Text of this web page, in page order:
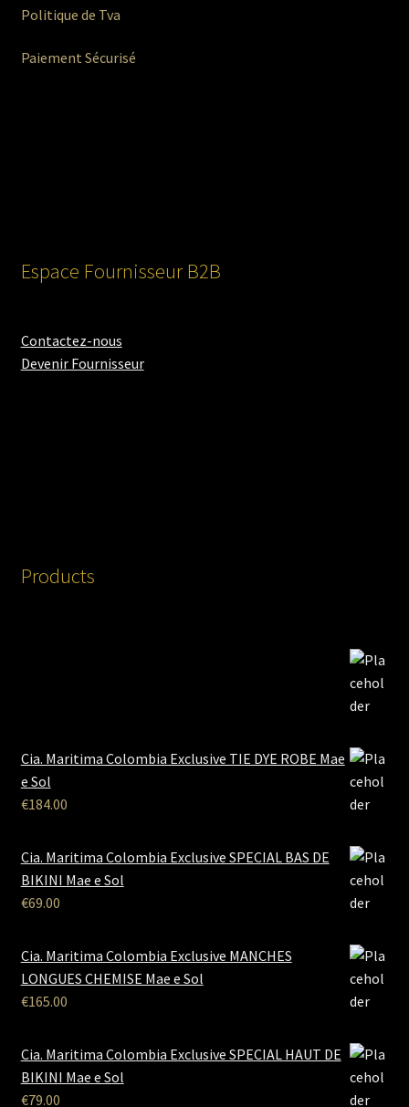
Politique de Tva
Paiement Sécurisé
Espace Fournisseur B2B
Contactez-nous
Devenir Fournisseur
Products
Cia. Maritima Colombia Exclusive TIE DYE ROBE Mae
e Sol
€184.00
Cia. Maritima Colombia Exclusive SPECIAL BAS DE
BIKINI Mae e Sol
€69.00
Cia. Maritima Colombia Exclusive MANCHES
LONGUES CHEMISE Mae e Sol
€165.00
Cia. Maritima Colombia Exclusive SPECIAL HAUT DE
BIKINI Mae e Sol
€79.00